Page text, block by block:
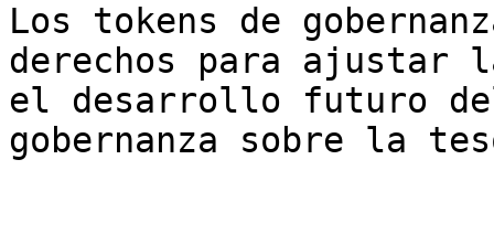
Los tokens de
derechos para ajustar
el desarrollo futuro